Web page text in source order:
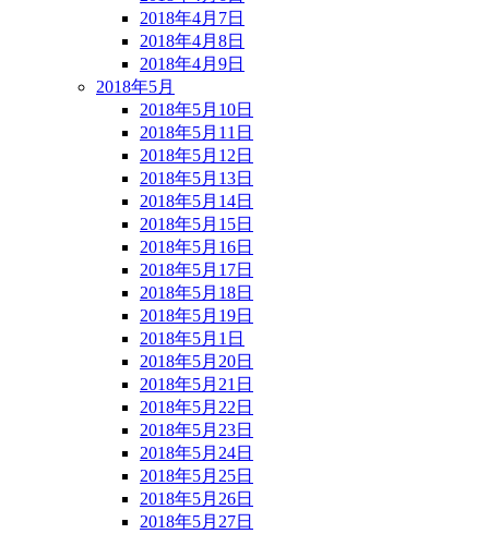
2018年4月7日
2018年4月8日
2018年4月9日
2018年5月
2018年5月10日
2018年5月11日
2018年5月12日
2018年5月13日
2018年5月14日
2018年5月15日
2018年5月16日
2018年5月17日
2018年5月18日
2018年5月19日
2018年5月1日
2018年5月20日
2018年5月21日
2018年5月22日
2018年5月23日
2018年5月24日
2018年5月25日
2018年5月26日
2018年5月27日